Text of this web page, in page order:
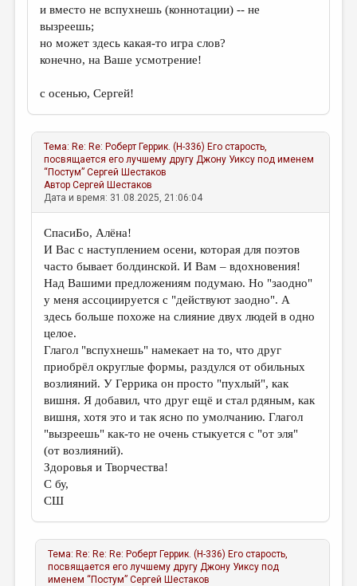
и вместо не вспухнешь (коннотации) -- не
вызреешь;
но может здесь какая-то игра слов?
конечно, на Ваше усмотрение!
с осенью, Сергей!
Тема: Re: Re: Роберт Геррик. (Н-336) Его старость,
посвящается его лучшему другу Джону Уиксу под именем
“Постум” Сергей Шестаков
АвторСергей Шестаков
Дата и время: 31.08.2025, 21:06:04
СпасиБо, Алёна!
И Вас с наступлением осени, которая для поэтов
часто бывает болдинской. И Вам – вдохновения!
Над Вашими предложениям подумаю. Но "заодно"
у меня ассоциируется с "действуют заодно". А
здесь больше похоже на слияние двух людей в одно
целое.
Глагол "вспухнешь" намекает на то, что друг
приобрёл округлые формы, раздулся от обильных
возлияний. У Геррика он просто "пухлый", как
вишня. Я добавил, что друг ещё и стал рдяным, как
вишня, хотя это и так ясно по умолчанию. Глагол
"вызреешь" как-то не очень стыкуется с "от эля"
(от возлияний).
Здоровья и Творчества!
С бу,
СШ
Тема: Re: Re: Re: Роберт Геррик. (Н-336) Его старость,
посвящается его лучшему другу Джону Уиксу под
именем “Постум” Сергей Шестаков